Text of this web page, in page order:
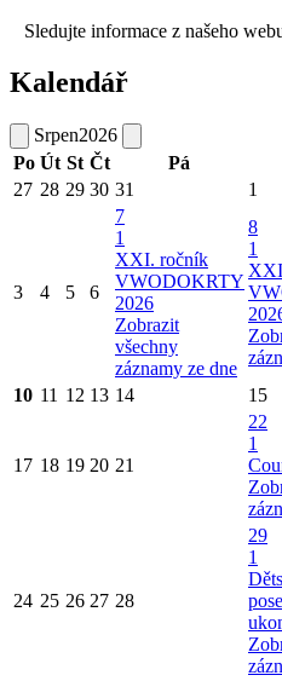
Sledujte informace z našeho
Kalendář
Srpen2026
Po Út St Čt Pá
27 28 29 30 31 1
3 4 5 6
7
1
XXI. ročník
VWODOKRTY
2026
Zobrazit
všechny
záznamy ze dne
8
1
10 11 12 13 14 15
17 18 19 20 21
22
1
24 25 26 27 28
29
1